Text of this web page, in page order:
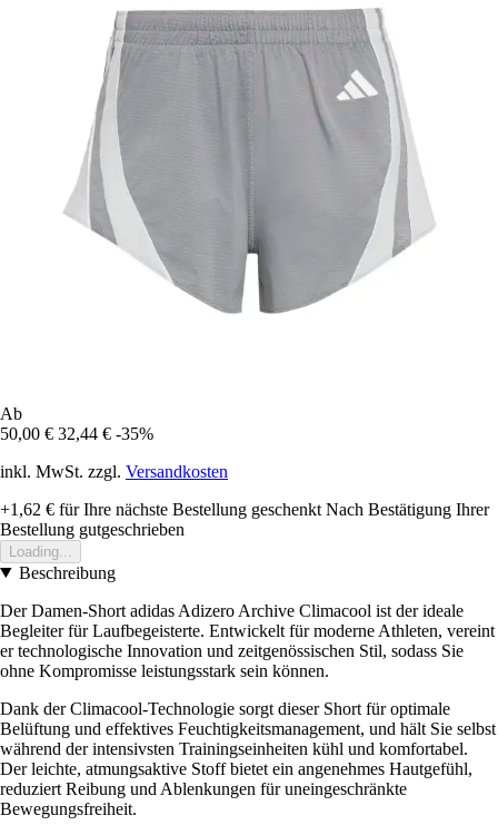
Ab
50,00 € 32,44 € -35%
inkl. MwSt. zzgl. Versandkosten
+1,62 € für Ihre nächste Bestellung geschenkt Nach Bestätigung Ihrer
Bestellung gutgeschrieben
Loading...
Beschreibung
Der Damen-Short adidas Adizero Archive Climacool ist der ideale
Begleiter für Laufbegeisterte. Entwickelt für moderne Athleten, vereint
er technologische Innovation und zeitgenössischen Stil, sodass Sie
ohne Kompromisse leistungsstark sein können.
Dank der Climacool-Technologie sorgt dieser Short für optimale
Belüftung und effektives Feuchtigkeitsmanagement, und hält Sie selbst
während der intensivsten Trainingseinheiten kühl und komfortabel.
Der leichte, atmungsaktive Stoff bietet ein angenehmes Hautgefühl,
reduziert Reibung und Ablenkungen für uneingeschränkte
Bewegungsfreiheit.